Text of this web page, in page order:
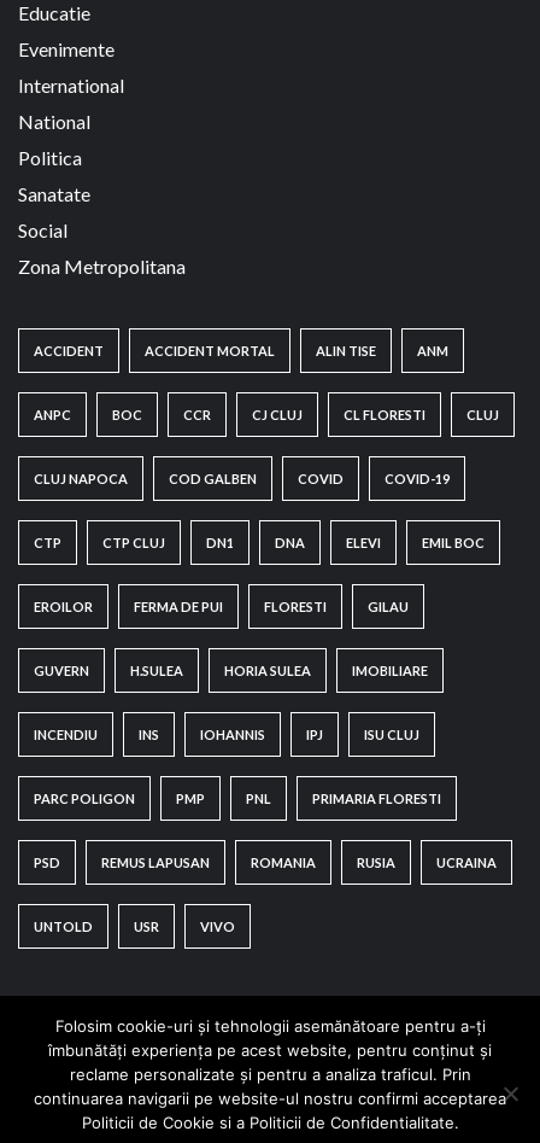
Educatie
Evenimente
International
National
Politica
Sanatate
Social
Zona Metropolitana
ACCIDENT ACCIDENT MORTAL ALIN TISE ANM
ANPC BOC CCR CJ CLUJ CL FLORESTI CLUJ
CLUJ NAPOCA COD GALBEN COVID COVID-19
CTP CTP CLUJ DN1 DNA ELEVI EMIL BOC
EROILOR FERMA DE PUI FLORESTI GILAU
GUVERN H.SULEA HORIA SULEA IMOBILIARE
INCENDIU INS IOHANNIS IPJ ISU CLUJ
PARC POLIGON PMP PNL PRIMARIA FLORESTI
PSD REMUS LAPUSAN ROMANIA RUSIA UCRAINA
UNTOLD USR VIVO
Copyright © All rights reserved.|CoverNewsby AF
Folosim cookie-uri și tehnologii asemănătoare pentru a-ți
îmbunătăți experiența pe acest website, pentru conținut și
reclame personalizate și pentru a analiza traficul. Prin
continuarea navigarii pe website-ul nostru confirmi acceptarea
Politicii de Cookie si a Politicii de Confidentialitate.